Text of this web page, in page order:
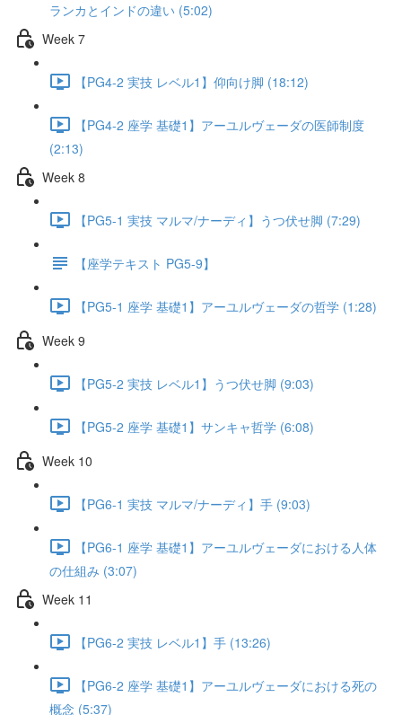
ランカとインドの違い (5:02)
Week 7
【PG4-2 実技 レベル1】仰向け脚 (18:12)
【PG4-2 座学 基礎1】アーユルヴェーダの医師制度
(2:13)
Week 8
【PG5-1 実技 マルマ/ナーディ】うつ伏せ脚 (7:29)
【座学テキスト PG5-9】
【PG5-1 座学 基礎1】アーユルヴェーダの哲学 (1:28)
Week 9
【PG5-2 実技 レベル1】うつ伏せ脚 (9:03)
【PG5-2 座学 基礎1】サンキャ哲学 (6:08)
Week 10
【PG6-1 実技 マルマ/ナーディ】手 (9:03)
【PG6-1 座学 基礎1】アーユルヴェーダにおける人体
の仕組み (3:07)
Week 11
【PG6-2 実技 レベル1】手 (13:26)
【PG6-2 座学 基礎1】アーユルヴェーダにおける死の
概念 (5:37)